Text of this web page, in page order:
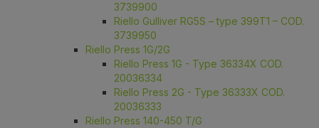
3739900
Riello Gulliver RG5S – type 399T1 – COD.
3739950
Riello Press 1G/2G
Riello Press 1G - Type 36334X COD.
20036334
Riello Press 2G - Type 36333X COD.
20036333
Riello Press 140-450 T/G